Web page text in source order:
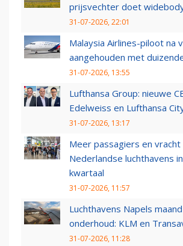
prijsvechter doet
31-07-2026, 22:01
Malaysia Airlines-piloot na
aangehouden met
31-07-2026, 13:55
Lufthansa Group: nieuwe
Edelweiss en Lufthansa
31-07-2026, 13:17
Meer passagiers en vracht
Nederlandse luchthavens
kwartaal
31-07-2026, 11:57
Luchthavens Napels
onderhoud: KLM en
31-07-2026, 11:28